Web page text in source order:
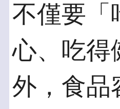
不僅要「
心、吃得
外，食品